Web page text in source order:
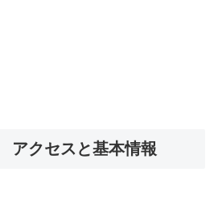
クセスと基本情報